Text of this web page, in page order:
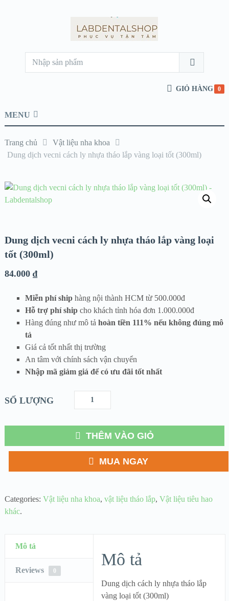
GIỎ HÀNG 0
MENU
Trang chủ
Vật liệu nha khoa
Dung dịch vecni cách ly nhựa tháo lắp vàng loại tốt (300ml)
Dung dịch vecni cách ly nhựa tháo lắp vàng loại
tốt (300ml)
84.000 ₫
Miễn phí shiphàng nội thành HCM từ 500.000đ
Hỗ trợ phí shipcho khách tỉnh hóa đơn 1.000.000đ
Hàng đúng như mô tả hoàn tiền 111% nếu không đúng mô
tả
Giá cả tốt nhất thị trường
An tâm với chính sách vận chuyển
Nhập mã giảm giá để có ưu đãi tốt nhất
SỐ LƯỢNG
THÊM VÀO GIỎ
MUA NGAY
Categories: Vật liệu nha khoa, vật liệu tháo lắp, Vật liệu tiêu hao
khác.
Mô tả
Reviews 0
Mô tả
Dung dịch cách ly nhựa tháo lắp
vàng loại tốt (300ml)